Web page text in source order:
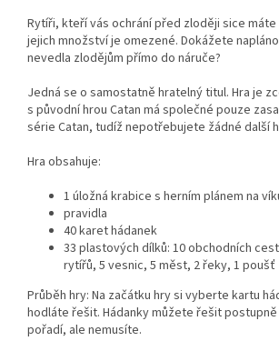
Rytíři, kteří vás ochrání před zloději sice
jejich množství je omezené. Dokážete
nevedla zlodějům přímo do náruče?
Jedná se o samostatně hratelný titul. Hra je
s původní hrou Catan má společné pouze
série Catan, tudíž nepotřebujete žádné další
Hra obsahuje:
1 úložná krabice s herním plánem na
pravidla
40 karet hádanek
33 plastových dílků: 10 obchodních
rytířů, 5 vesnic, 5 měst, 2 řeky, 1 poušť
Průběh hry: Na začátku hry si vyberte kartu
hodláte řešit. Hádanky můžete řešit
pořadí, ale nemusíte.